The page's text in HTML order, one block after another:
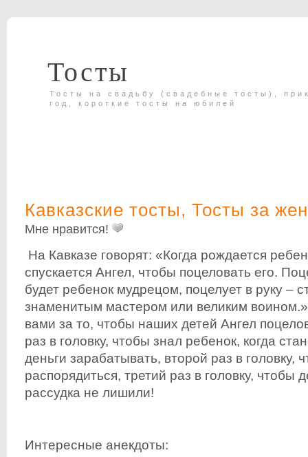
Тосты
Тосты на свадьбу (свадебные тосты),
год, короткие тосты на юбилей
Кавказские тосты, Тосты за
Мне нравится!
На Кавказе говорят: «Когда рождается
спускается Ангел, чтобы поцеловать его.
будет ребенок мудрецом, поцелует в руку –
знаменитым мастером или великим
вами за то, чтобы наших детей Ангел
раз в головку, чтобы знал ребенок, когда
деньги зарабатывать, второй раз в головку,
распорядиться, третий раз в головку, чтобы
рассудка не лишили!
Интересные анекдоты: